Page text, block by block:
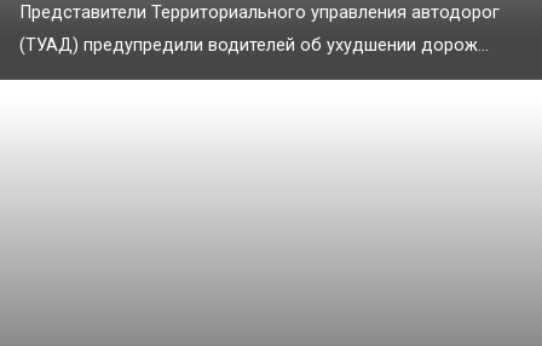
Представители Территориального управления автодорог
(ТУАД) предупредили водителей об ухудшении дорож...